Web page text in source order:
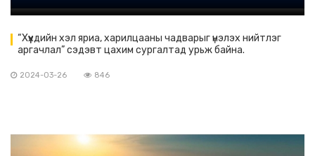
“Хүүхдийн хэл яриа, харилцааны чадварыг үнэлэх нийтлэг
аргачлал” сэдэвт цахим сургалтад урьж байна.
2024-03-26 846